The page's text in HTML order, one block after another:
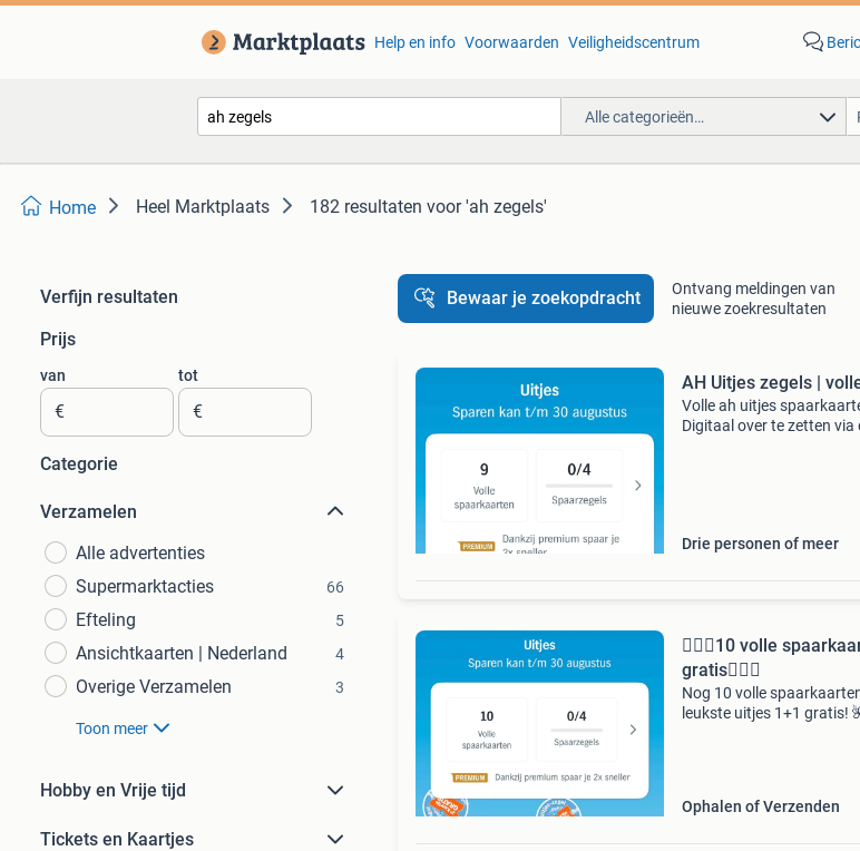
Help en info Voorwaarden Veiligheidscentrum
Alle categorieën…
Home Heel Marktplaats 182 resultaten voor 'ah zegels'
Verfijn resultaten
Prijs
van
€
tot
€
Categorie
Verzamelen
Alle advertenties
Supermarktacties
66
Efteling 5
Ansichtkaarten | Nederland 4
Overige Verzamelen 3
Toon meer
Hobby en Vrije tijd
Tickets en Kaartjes
Bewaar je zoekopdracht
Ontvang meldingen van
nieuwe zoekresultaten
AH Uitjes zegels |
Volle ah uitjes
Digitaal over te zetten via
Drie personen of meer
‍️🧗🏼‍♀️10 volle
gratis🏌🏿‍♂️‍️
Nog 10 volle
leukste uitjes 1+1 gratis!
Ophalen of Verzenden